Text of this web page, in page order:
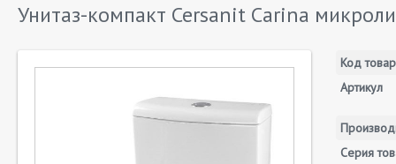
Унитаз-компакт Cersanit Carina
Код
Артикул
Серия